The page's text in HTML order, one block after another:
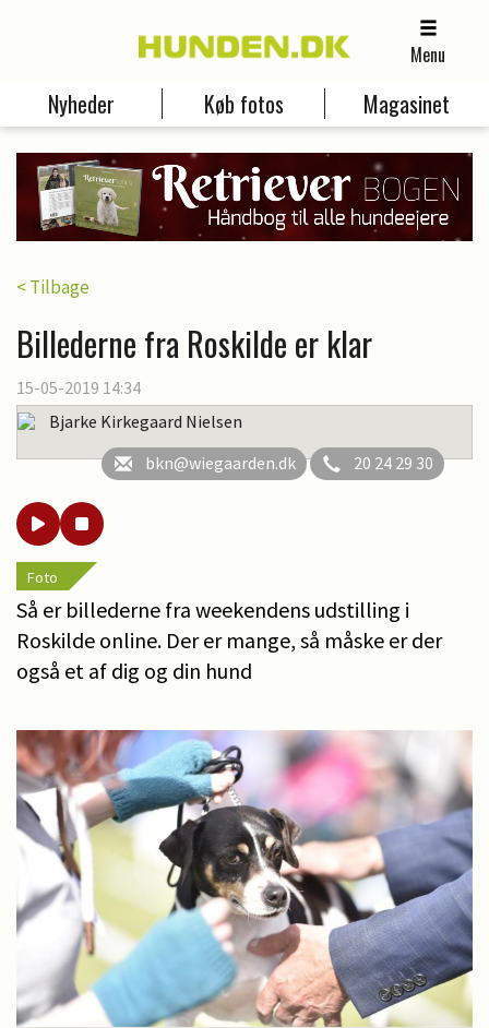
Menu
Nyheder Køb fotos Magasinet
< Tilbage
Billederne fra Roskilde er klar
15-05-2019 14:34
Bjarke Kirkegaard Nielsen
bkn@wiegaarden.dk
20 24 29 30
Foto
Så er billederne fra weekendens udstilling i
Roskilde online. Der er mange, så måske er der
også et af dig og din hund